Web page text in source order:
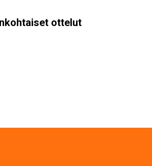
ottelut